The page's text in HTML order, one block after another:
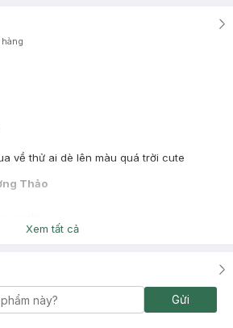
về thử ai dè lên màu quá trời cute
Thảo
Xem tất cả
Gửi